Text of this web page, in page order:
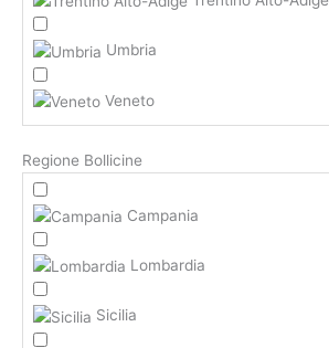
Umbria
Veneto
Regione Bollicine
Campania
Lombardia
Sicilia